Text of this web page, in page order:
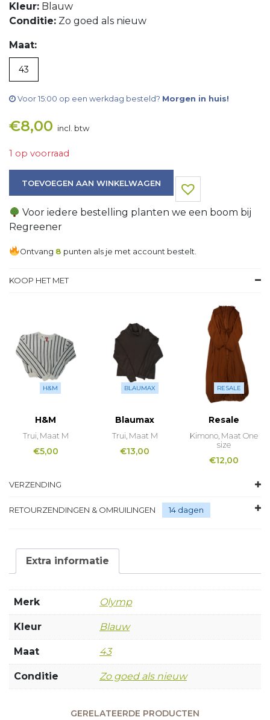
Kleur: Blauw
Conditie: Zo goed als nieuw
Maat:
43
Voor 15:00 op een werkdag besteld? Morgen in huis!
€8,00 incl. btw
1 op voorraad
TOEVOEGEN AAN WINKELWAGEN
Voor iedere bestelling planten we een boom bij
Regreener
Ontvang 8 punten als je met account bestelt.
KOOP HET MET
H&M
H&M
Trui, Maat M
€5,00
BLAUMAX
Blaumax
Trui, Maat M
€13,00
RESALE
Resale
Kimono, Maat One
size
€12,00
VERZENDING
RETOURZENDINGEN & OMRUILINGEN 14 dagen
Extra informatie
Merk Olymp
Kleur Blauw
Maat 43
Conditie Zo goed als nieuw
GERELATEERDE PRODUCTEN